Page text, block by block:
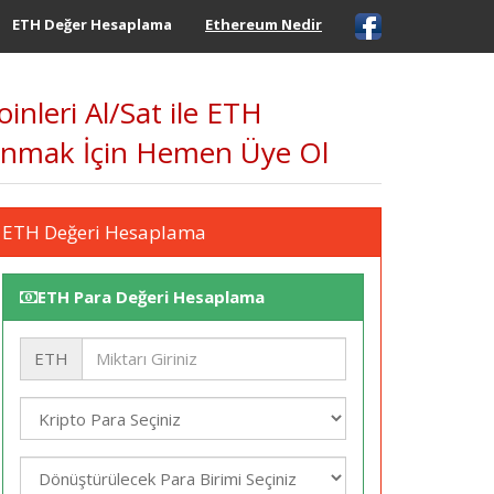
ETH Değer Hesaplama Ethereum Nedir
Al/Sat ile ETH
İçin Hemen Üye Ol
ETH Değeri Hesaplama
ETH Para Değeri Hesaplama
ETH